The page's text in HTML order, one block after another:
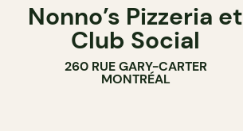
Nonno’s Pizzeria et
Club Social
260 RUE GARY-CARTER
MONTRÉAL